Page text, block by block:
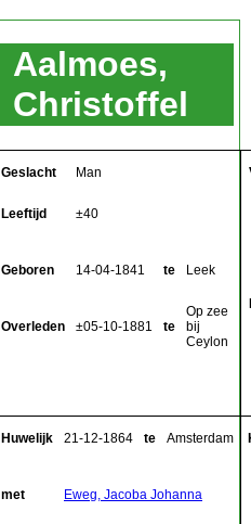
Aalmoes,
Christoffel
Geslacht Man
Leeftijd ±40
Geboren 14-04-1841 te Leek
Overleden ±05-10-1881 te
Op zee
bij
Ceylon
Huwelijk 21-12-1864 te Amsterdam
met Eweg, Jacoba Johanna